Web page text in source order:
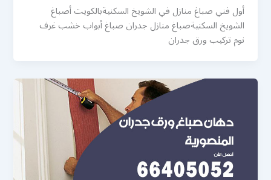
أول فني صباغ منازل في الشويخ السكنيةبالكويت أصباغ
الشويخ السكنيةصباغ منازل جدران صباغ أبواب خشب غرف
نوم تركيب ورق جدران